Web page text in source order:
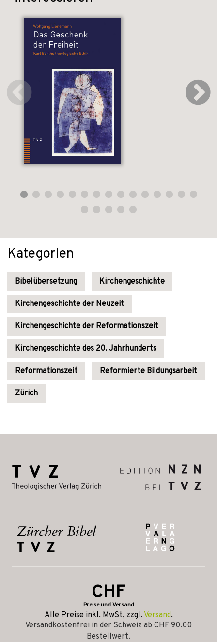
Kategorien
Bibelübersetzung Kirchengeschichte
Kirchengeschichte der Neuzeit
Kirchengeschichte der Reformationszeit
Kirchengeschichte des 20. Jahrhunderts
Reformationszeit Reformierte Bildungsarbeit
Zürich
CHF
Preise und Versand
Alle Preise inkl. MwSt, zzgl. Versand.
Versandkostenfrei in der Schweiz ab CHF 90.00
Bestellwert.